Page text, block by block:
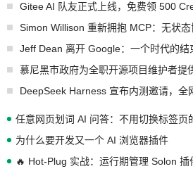
Gitee AI 队友正式上线，免费领 500
Simon Willison 重新拥抱 MCP：无状
Jeff Dean 离开 Google：一个时代的结
慕尼黑市政府为全职开源项目维护者提
任意网页划词 AI 问答：不用切换标签页
为什么要开发又一个 AI 浏览器插件
🔥 Hot-Plug 实战：运行期管理 Solon 插